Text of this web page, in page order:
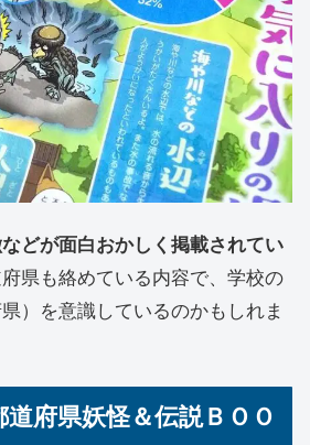
どが面白おかしく掲載されてい
県も絡めている内容で、学校の
）を意識しているのかもしれま
府県妖怪＆伝説ＢＯＯ